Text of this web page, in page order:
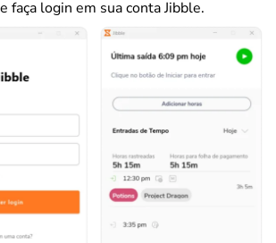
faça login em sua conta Jibble.